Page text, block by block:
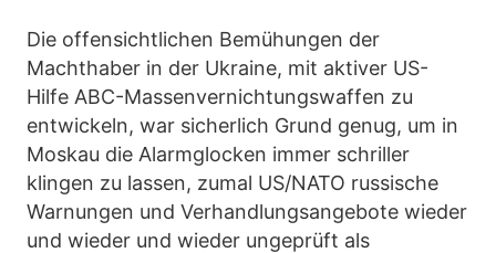
Die offensichtlichen Bemühungen der
Machthaber in der Ukraine, mit aktiver US-
Hilfe ABC-Massenvernichtungswaffen zu
entwickeln, war sicherlich Grund genug, um in
Moskau die Alarmglocken immer schriller
klingen zu lassen, zumal US/NATO russische
Warnungen und Verhandlungsangebote wieder
und wieder und wieder ungeprüft als